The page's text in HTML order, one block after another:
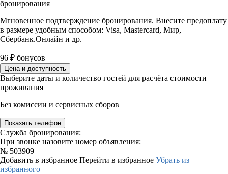
бронирования
Мгновенное подтверждение бронирования. Внесите предоплату
в размере удобным способом: Visa, Mastercard, Мир,
Сбербанк.Онлайн и др.
96 ₽ бонусов
Цена и доступность
Выберите даты и количество гостей для расчёта стоимости
проживания
Без комиссии и сервисных сборов
Показать телефон
Служба бронирования:
При звонке назовите номер объявления:
№ 503909
Добавить в избранное Перейти в избранное Убрать из
избранного